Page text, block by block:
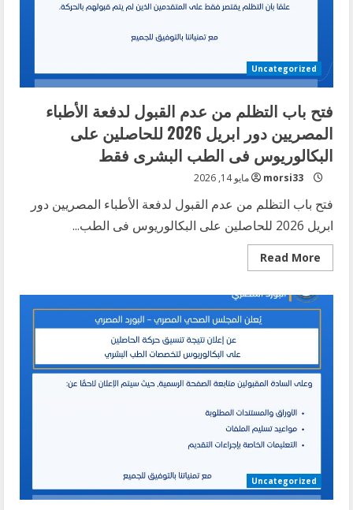
Uncategorized
فتح باب التظلم من عدم القبول لدفعة الأطباء
المصريين دور ابريل 2026 للحاصلين على
البكالوريوس فى الطب البشرى فقط
morsi33 مايو 14, 2026
فتح باب التظلم من عدم القبول لدفعة الأطباء المصريين دور
ابريل 2026 للحاصلين على البكالوريوس فى الطب...
Read More
Read
more
باب
التظلم
من
لدفعة
الأطباء
المصريين
دور
2026
للحاصلين
على
البكالوريوس
البشرى
فقطUncategorized